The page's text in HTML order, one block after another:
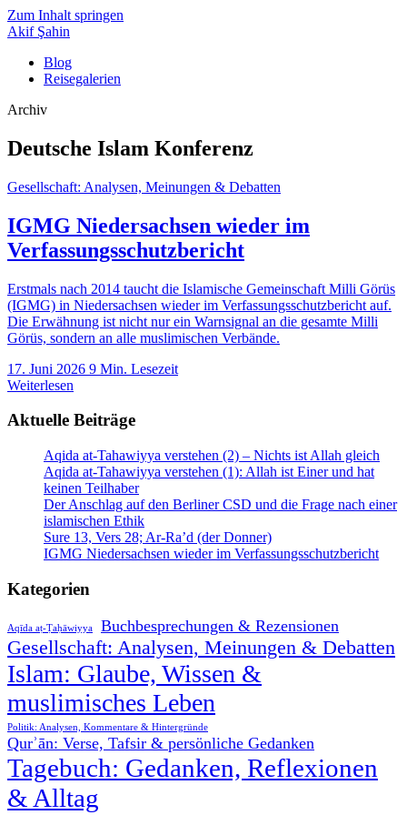
Zum Inhalt springen
Akif Şahin
Blog
Reisegalerien
Archiv
Deutsche Islam Konferenz
Gesellschaft: Analysen, Meinungen & Debatten
IGMG Niedersachsen wieder im
Verfassungsschutzbericht
Erstmals nach 2014 taucht die Islamische Gemeinschaft Milli Görüs
(IGMG) in Niedersachsen wieder im Verfassungsschutzbericht auf.
Die Erwähnung ist nicht nur ein Warnsignal an die gesamte Milli
Görüs, sondern an alle muslimischen Verbände.
17. Juni 2026 9 Min. Lesezeit
Weiterlesen
Aktuelle Beiträge
Aqida at-Tahawiyya verstehen (2) – Nichts ist Allah gleich
Aqida at-Tahawiyya verstehen (1): Allah ist Einer und hat
keinen Teilhaber
Der Anschlag auf den Berliner CSD und die Frage nach einer
islamischen Ethik
Sure 13, Vers 28; Ar-Ra’d (der Donner)
IGMG Niedersachsen wieder im Verfassungsschutzbericht
Kategorien
Aqīda aṭ-Ṭaḥāwiyya Buchbesprechungen & Rezensionen
Gesellschaft: Analysen, Meinungen & Debatten
Islam: Glaube, Wissen &
muslimisches Leben
Politik: Analysen, Kommentare & Hintergründe
Qurʾān: Verse, Tafsir & persönliche Gedanken
Tagebuch: Gedanken, Reflexionen
& Alltag